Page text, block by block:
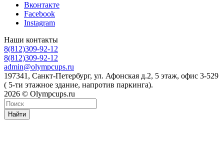
Вконтакте
Facebook
Instagram
Наши контакты
8(812)309-92-12
8(812)309-92-12
admin@olympcups.ru
197341, Санкт-Петербург, ул. Афонская д.2, 5 этаж, офис 3-529
( 5-ти этажное здание, напротив паркинга).
2026 © Olympcups.ru
Найти